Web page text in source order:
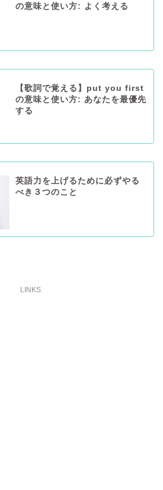
の意味と使い方: よく考える
【歌詞で覚える】put you first
の意味と使い方: あなたを最優先
する
英語力を上げるために必ずやる
べき３つのこと
LINKS